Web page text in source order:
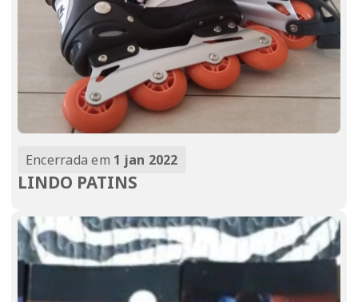
Encerrada em 1 jan 2022
LINDO PATINS